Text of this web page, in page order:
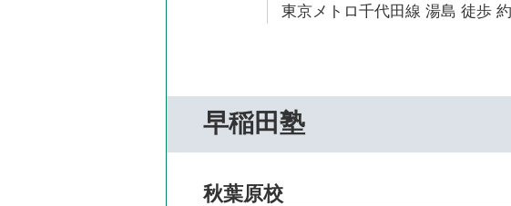
東京メトロ千代田線 湯島 徒歩
早稲田塾
秋葉原校